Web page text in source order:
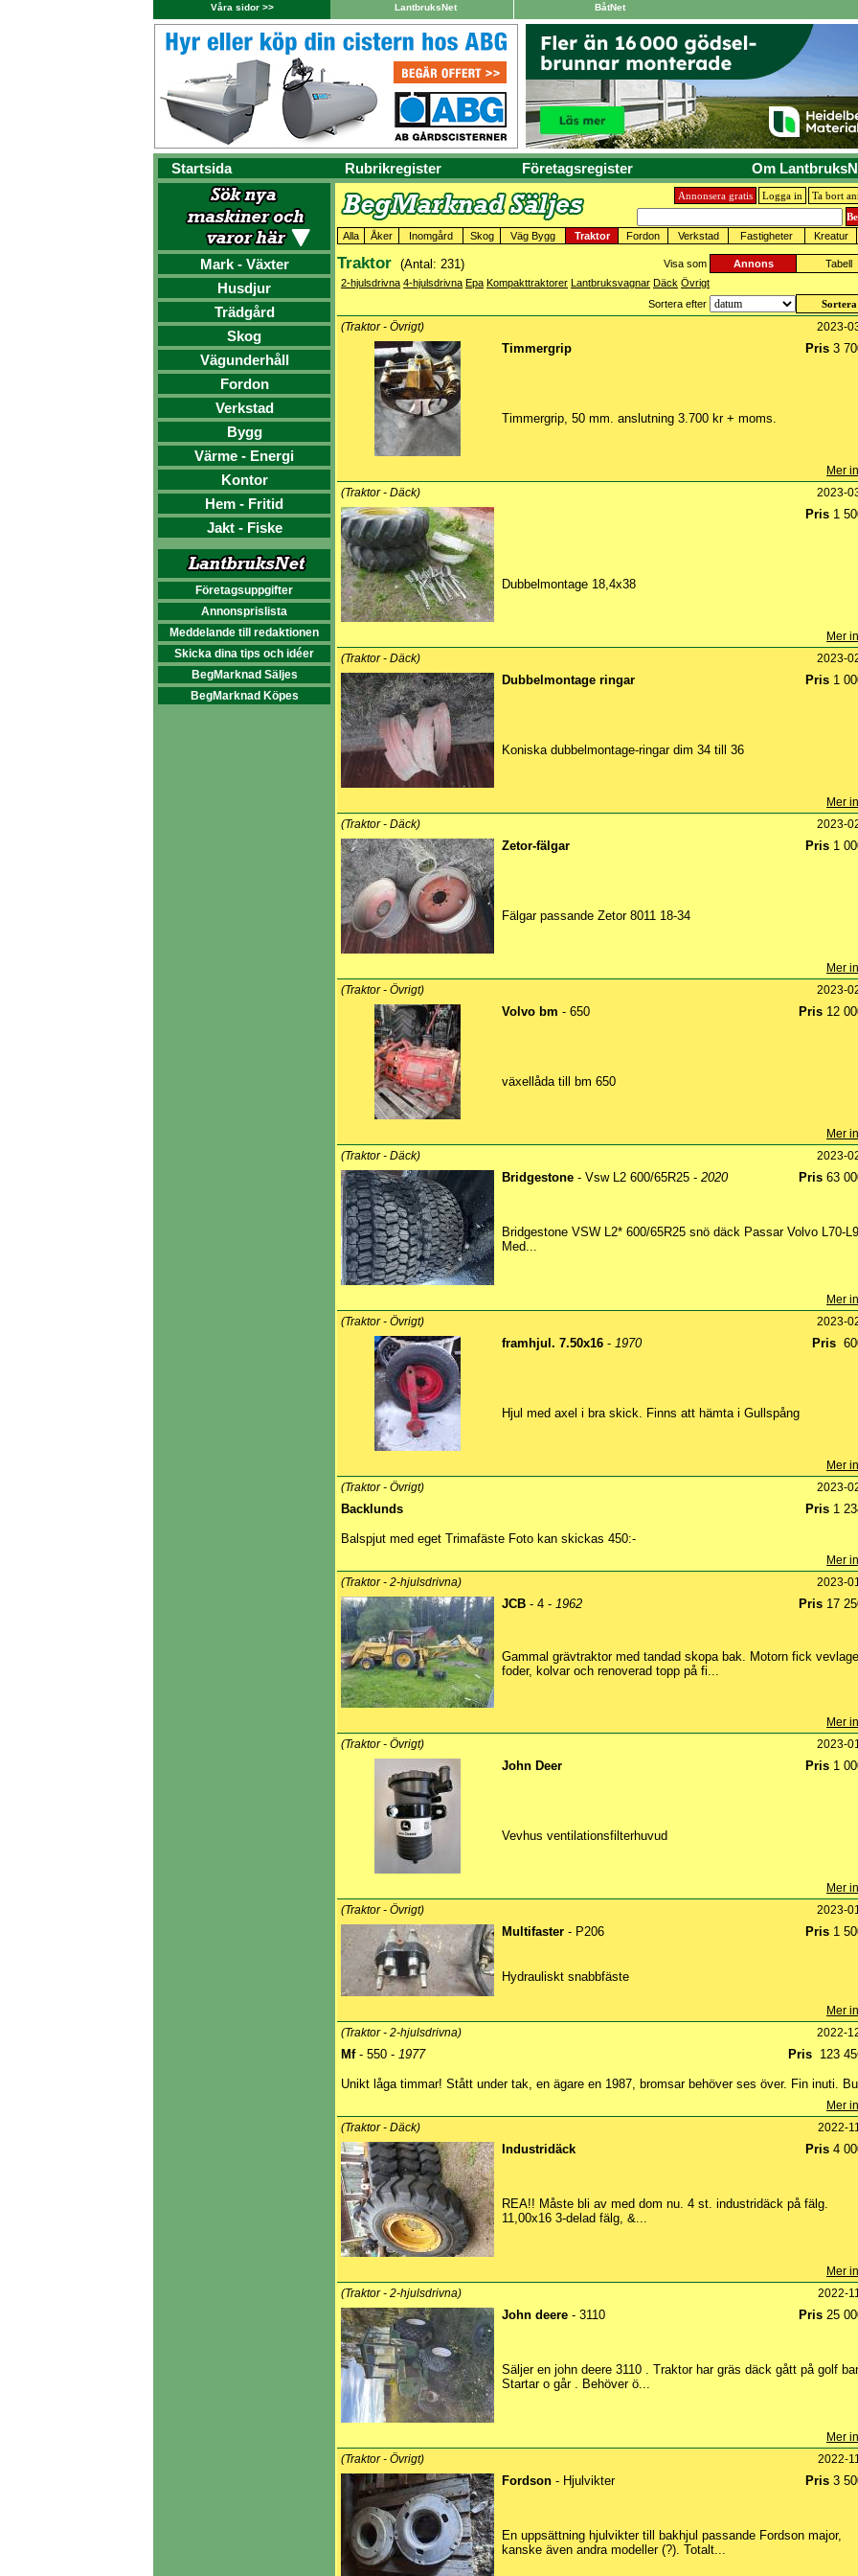
Våra sidor >> LantbruksNet BåtNet
Startsida Rubrikregister Företagsregister Om
Mark - Växter
Husdjur
Trädgård
Skog
Vägunderhåll
Fordon
Verkstad
Bygg
Värme - Energi
Kontor
Hem - Fritid
Jakt - Fiske
Företagsuppgifter
Annonsprislista
Meddelande till redaktionen
Skicka dina tips och idéer
BegMarknad Säljes
BegMarknad Köpes
Annonsera gratis Logga in Ta bort
Alla Åker Inomgård Skog Väg Bygg Traktor Fordon Verkstad Fastigheter Kreatur
Traktor (Antal: 231) Visa som Annons
Tabell
2-hjulsdrivna 4-hjulsdrivna Epa Kompakttraktorer Lantbruksvagnar Däck Övrigt
Sortera efter
(Traktor - Övrigt) 2023-
Timmergrip Pris 3
Timmergrip, 50 mm. anslutning 3.700 kr + moms.
Mer
(Traktor - Däck)
2023-
Pris 1
Dubbelmontage 18,4x38
Mer
(Traktor - Däck)
2023-
Dubbelmontage ringar Pris 1
Koniska dubbelmontage-ringar dim 34 till 36
Mer
(Traktor - Däck)
2023-
Zetor-fälgar Pris 1
Fälgar passande Zetor 8011 18-34
Mer
(Traktor - Övrigt)
2023-
Volvo bm - 650 Pris 12
växellåda till bm 650
Mer
(Traktor - Däck)
2023-
Bridgestone - Vsw L2 600/65R25 - 2020 Pris 63
Bridgestone VSW L2* 600/65R25 snö däck Passar Volvo L70-
Med...
Mer
(Traktor - Övrigt)
2023-
framhjul. 7.50x16 - 1970 Pris
Hjul med axel i bra skick. Finns att hämta i Gullspång
Mer
(Traktor - Övrigt)
2023-
Backlunds Pris 1
Balspjut med eget Trimafäste Foto kan skickas 450:-
Mer
(Traktor - 2-hjulsdrivna)
2023-
JCB - 4 - 1962 Pris 17
Gammal grävtraktor med tandad skopa bak. Motorn fick
foder, kolvar och renoverad topp på fi...
Mer
(Traktor - Övrigt)
2023-
John Deer Pris 1
Vevhus ventilationsfilterhuvud
Mer
(Traktor - Övrigt)
2023-
Multifaster - P206 Pris 1
Hydrauliskt snabbfäste
Mer
(Traktor - 2-hjulsdrivna)
2022-
Mf- 550 - 1977 Pris 123
Unikt låga timmar! Stått under tak, en ägare en 1987, bromsar behöver ses över. Fin inuti.
Mer
(Traktor - Däck)
2022-
Industridäck Pris 4
REA!! Måste bli av med dom nu. 4 st. industridäck på fälg.
11,00x16 3-delad fälg, &...
Mer
(Traktor - 2-hjulsdrivna)
2022-
John deere - 3110 Pris 25
Säljer en john deere 3110 . Traktor har gräs däck gått på golf
Startar o går . Behöver ö...
Mer
(Traktor - Övrigt)
2022-
Fordson - Hjulvikter Pris 3
En uppsättning hjulvikter till bakhjul passande Fordson major,
kanske även andra modeller (?). Totalt...